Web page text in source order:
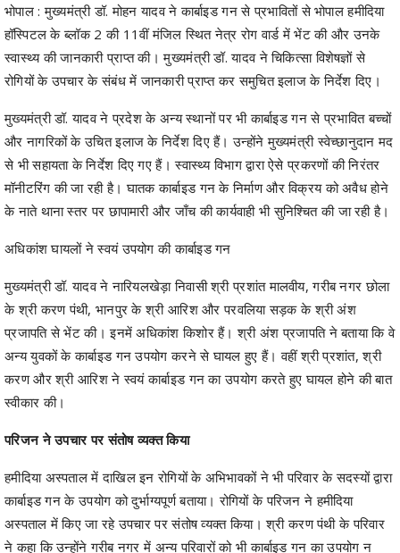
भोपाल : मुख्यमंत्री डॉ. मोहन यादव ने कार्बाइड गन से प्रभावितों से भोपाल हमीदिया
हॉस्पिटल के ब्लॉक 2 की 11वीं मंजिल स्थित नेत्र रोग वार्ड में भेंट की और उनके
स्वास्थ्य की जानकारी प्राप्त की। मुख्यमंत्री डॉ. यादव ने चिकित्सा विशेषज्ञों से
रोगियों के उपचार के संबंध में जानकारी प्राप्त कर समुचित इलाज के निर्देश दिए।
मुख्यमंत्री डॉ. यादव ने प्रदेश के अन्य स्थानों पर भी कार्बाइड गन से प्रभावित बच्चों
और नागरिकों के उचित इलाज के निर्देश दिए हैं। उन्होंने मुख्यमंत्री स्वेच्छानुदान मद
से भी सहायता के निर्देश दिए गए हैं। स्वास्थ्य विभाग द्वारा ऐसे प्रकरणों की निरंतर
मॉनीटरिंग की जा रही है। घातक कार्बाइड गन के निर्माण और विक्रय को अवैध होने
के नाते थाना स्तर पर छापामारी और जाँच की कार्यवाही भी सुनिश्चित की जा रही है।
अधिकांश घायलों ने स्वयं उपयोग की कार्बाइड गन
मुख्यमंत्री डॉ. यादव ने नारियलखेड़ा निवासी श्री प्रशांत मालवीय, गरीब नगर छोला
के श्री करण पंथी, भानपुर के श्री आरिश और परवलिया सड़क के श्री अंश
प्रजापति से भेंट की। इनमें अधिकांश किशोर हैं। श्री अंश प्रजापति ने बताया कि वे
अन्य युवकों के कार्बाइड गन उपयोग करने से घायल हुए हैं। वहीं श्री प्रशांत, श्री
करण और श्री आरिश ने स्वयं कार्बाइड गन का उपयोग करते हुए घायल होने की बात
स्वीकार की।
परिजन ने उपचार पर संतोष व्यक्त किया
हमीदिया अस्पताल में दाखिल इन रोगियों के अभिभावकों ने भी परिवार के सदस्यों द्वारा
कार्बाइड गन के उपयोग को दुर्भाग्यपूर्ण बताया। रोगियों के परिजन ने हमीदिया
अस्पताल में किए जा रहे उपचार पर संतोष व्यक्त किया। श्री करण पंथी के परिवार
ने कहा कि उन्होंने गरीब नगर में अन्य परिवारों को भी कार्बाइड गन का उपयोग न